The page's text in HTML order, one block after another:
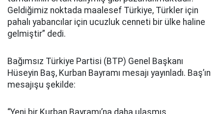
Geldiğimiz noktada maalesef Türkiye, Türkler için
pahalı yabancılar için ucuzluk cenneti bir ülke haline
gelmiştir” dedi.
Bağımsız Türkiye Partisi (BTP) Genel Başkanı
Hüseyin Baş, Kurban Bayramı mesajı yayınladı. Baş’ın
mesajışu şekilde:
“Yeni bir Kurban Bayramı’na daha ulaşmış